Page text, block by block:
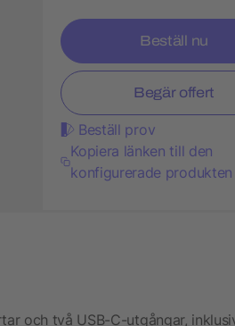
Beställ nu
Begär offert
Beställ prov
Kopiera länken till den
konfigurerade produkten
och två USB-C-utgångar,